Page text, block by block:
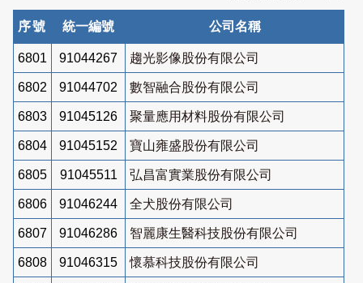
序號 統一編號 公司名稱
6801 91044267 趨光影像股份有限公司
6802 91044702 數智融合股份有限公司
6803 91045126 聚量應用材料股份有限公司
6804 91045152 寶山雍盛股份有限公司
6805 91045511 弘昌富實業股份有限公司
6806 91046244 全犬股份有限公司
6807 91046286 智麗康生醫科技股份有限公司
6808 91046315 懷慕科技股份有限公司